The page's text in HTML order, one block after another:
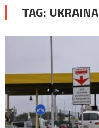
TAG: UKRAINA